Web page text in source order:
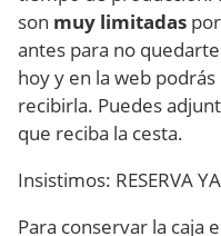
son muy limitadas
antes para no
hoy y en la web
recibirla. Puedes
que reciba la cesta.
Insistimos: RESERVA
Para conservar la caja